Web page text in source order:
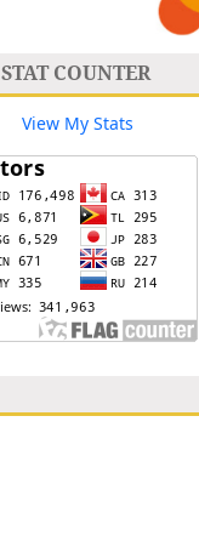
STAT COUNTER
View My Stats